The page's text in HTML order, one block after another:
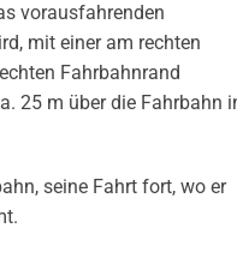
vorausfahrenden
mit einer am rechten
Fahrbahnrand
25 m über die Fahrbahn
seine Fahrt fort, wo er